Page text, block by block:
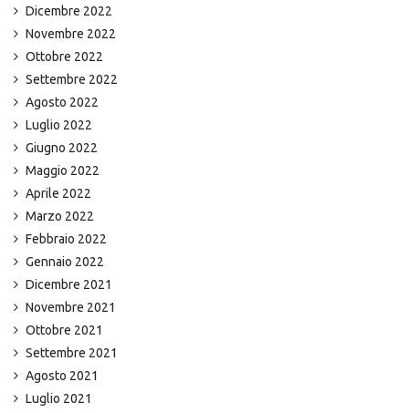
Dicembre 2022
Novembre 2022
Ottobre 2022
Settembre 2022
Agosto 2022
Luglio 2022
Giugno 2022
Maggio 2022
Aprile 2022
Marzo 2022
Febbraio 2022
Gennaio 2022
Dicembre 2021
Novembre 2021
Ottobre 2021
Settembre 2021
Agosto 2021
Luglio 2021